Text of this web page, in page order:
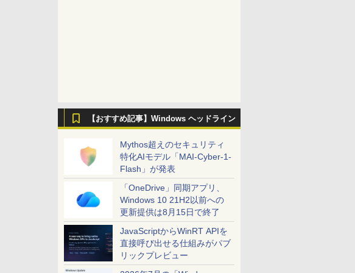
【おすすめ記事】Windows ヘッドライン
Mythos超えのセキュリティ
特化AIモデル「MAI-Cyber-1-
Flash」が発表
「OneDrive」同期アプリ、
Windows 10 21H2以前への
更新提供は8月15日で終了
JavaScriptからWinRT APIを
直接呼び出せる仕組みがパブ
リックプレビュー